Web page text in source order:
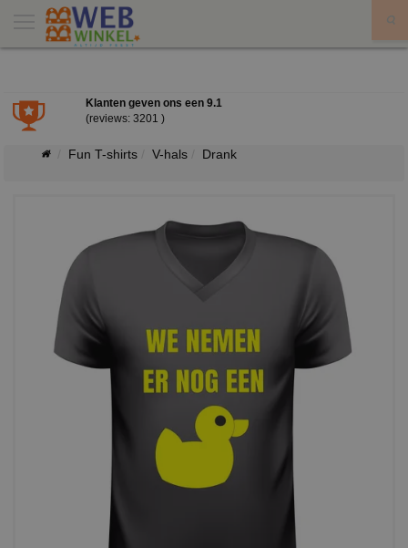
Klanten geven ons een 9.1
(reviews: 3201 )
Fun T-shirts V-hals Drank